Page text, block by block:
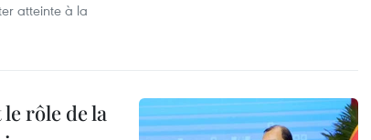
atteinte à la
rôle de la